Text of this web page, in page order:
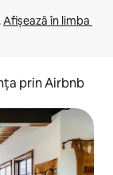
Afișează în limba
prin Airbnb